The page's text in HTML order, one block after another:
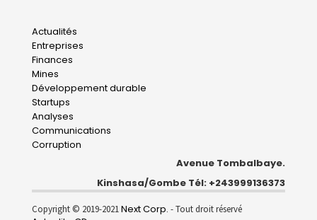
Main
navigation
Actualités
Entreprises
Finances
Mines
Développement durable
Startups
Analyses
Communications
Corruption
Avenue Tombalbaye.
Kinshasa/Gombe Tél: +243999136373
Copyright © 2019-2021Next Corp. - Tout droit réservé